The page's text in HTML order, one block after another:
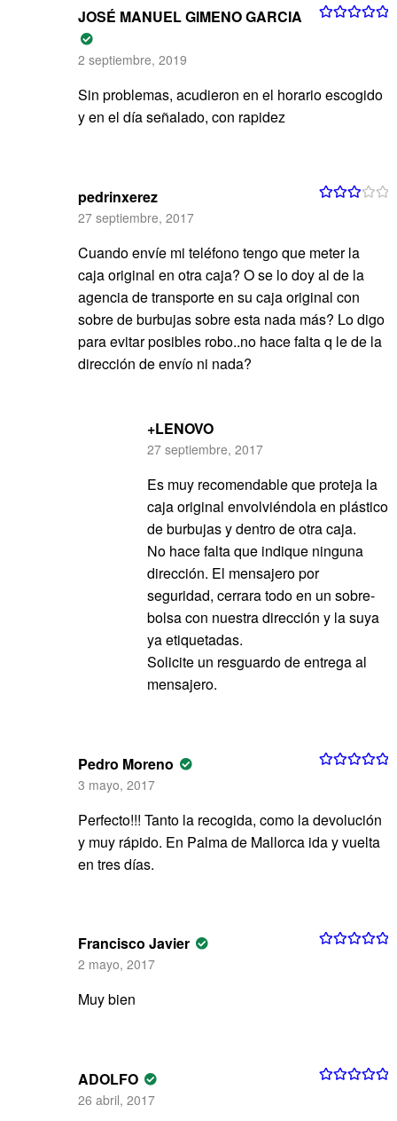
JOSÉ MANUEL GIMENO GARCIA
2 septiembre, 2019
Sin problemas, acudieron en el horario escogido
y en el día señalado, con rapidez
pedrinxerez
27 septiembre, 2017
Cuando envíe mi teléfono tengo que meter la
caja original en otra caja? O se lo doy al de la
agencia de transporte en su caja original con
sobre de burbujas sobre esta nada más? Lo digo
para evitar posibles robo..no hace falta q le de la
dirección de envío ni nada?
+LENOVO
27 septiembre, 2017
Es muy recomendable que proteja la
caja original envolviéndola en plástico
de burbujas y dentro de otra caja.
No hace falta que indique ninguna
dirección. El mensajero por
seguridad, cerrara todo en un sobre-
bolsa con nuestra dirección y la suya
ya etiquetadas.
Solicite un resguardo de entrega al
mensajero.
Pedro Moreno
3 mayo, 2017
Perfecto!!! Tanto la recogida, como la devolución
y muy rápido. En Palma de Mallorca ida y vuelta
en tres días.
Francisco Javier
2 mayo, 2017
Muy bien
ADOLFO
26 abril, 2017